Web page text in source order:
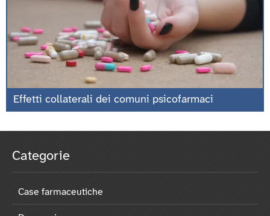
Effetti collaterali dei comuni psicofarmaci
Categorie
Case farmaceutiche